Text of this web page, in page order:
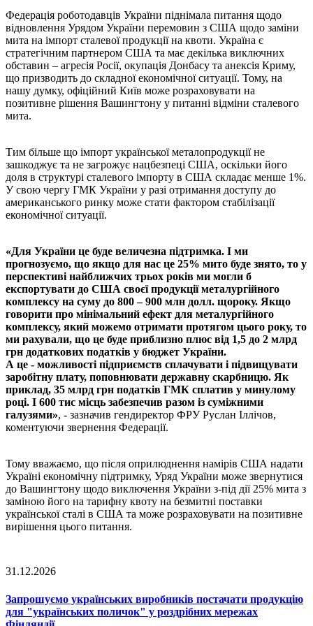
Федерація роботодавців України піднімала питання щодо
відновлення Урядом України перемовин з США щодо заміни
мита на імпорт сталевої продукції на квоти. Україна є
стратегічним партнером США та має декілька виключних
обставин – агресія Росії, окупація Донбасу та анексія Криму,
що призводить до складної економічної ситуації. Тому, на
нашу думку, офіційний Київ може розраховувати на
позитивне рішення Вашингтону у питанні відміни сталевого
мита.
Тим більше що імпорт української металопродукції не
зашкоджує та не загрожує нацбезпеці США, оскільки його
доля в структурі сталевого імпорту в США складає менше 1%.
У свою чергу ГМК України у разі отримання доступу до
американського ринку може стати фактором стабілізації
економічної ситуації.
«Для України це буде величезна підтримка. І ми
прогнозуємо, що якщо для нас це 25% мито буде знято, то у
перспективі найближчих трьох років ми могли б
експортувати до США своєї продукції металургійного
комплексу на суму до 800 – 900 млн долл. щороку. Якщо
говорити про мінімальний ефект для металургійного
комплексу, який можемо отримати протягом цього року, то
ми рахували, що це буде приблизно плюс від 1,5 до 2 млрд
грн додаткових податків у бюджет України.
А це - можливості підприємств сплачувати і підвищувати
заробітну плату, поповнювати державну скарбницю. Як
приклад, 35 млрд грн податків ГМК сплатив у минулому
році. І 600 тис місць забезпечив разом із суміжними
галузями», - зазначив гендиректор ФРУ Руслан Іллічов,
коментуючи звернення Федерації.
Тому вважаємо, що після оприлюднення намірів США надати
Україні економічну підтримку, Уряд України може звернутися
до Вашингтону щодо виключення України з-під дії 25% мита з
заміною його на тарифну квоту на безмитні поставки
української сталі в США та може розраховувати на позитивне
вирішення цього питання.
31.12.2026
Запрошуємо українських виробників постачати продукцію
для "українських поличок" у роздрібних мережах